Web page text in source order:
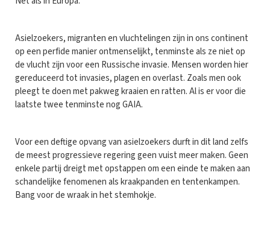
Asielzoekers, migranten en vluchtelingen zijn in ons continent
op een perfide manier ontmenselijkt, tenminste als ze niet op
de vlucht zijn voor een Russische invasie. Mensen worden hier
gereduceerd tot invasies, plagen en overlast. Zoals men ook
pleegt te doen met pakweg kraaien en ratten. Al is er voor die
laatste twee tenminste nog GAIA.
Voor een deftige opvang van asielzoekers durft in dit land zelfs
de meest progressieve regering geen vuist meer maken. Geen
enkele partij dreigt met opstappen om een einde te maken aan
schandelijke fenomenen als kraakpanden en tentenkampen.
Bang voor de wraak in het stemhokje.